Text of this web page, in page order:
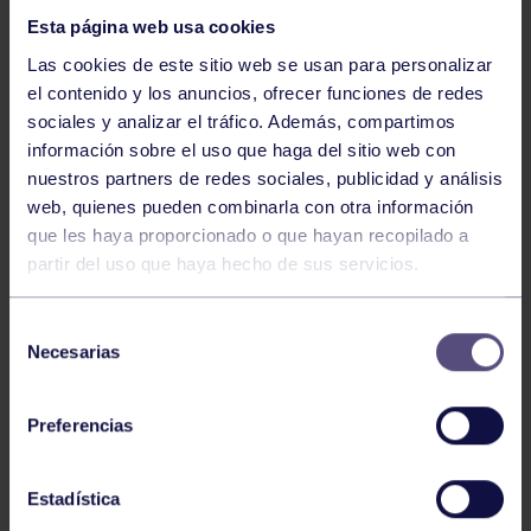
Esta página web usa cookies
Las cookies de este sitio web se usan para personalizar
el contenido y los anuncios, ofrecer funciones de redes
sociales y analizar el tráfico. Además, compartimos
información sobre el uso que haga del sitio web con
nuestros partners de redes sociales, publicidad y análisis
web, quienes pueden combinarla con otra información
que les haya proporcionado o que hayan recopilado a
partir del uso que haya hecho de sus servicios.
Necesarias
Preferencias
Estadística
Hockey 28 Jul 2026
ÓSCAR PALOMERO, RUMBO AL
MUNDIAL
Hockey